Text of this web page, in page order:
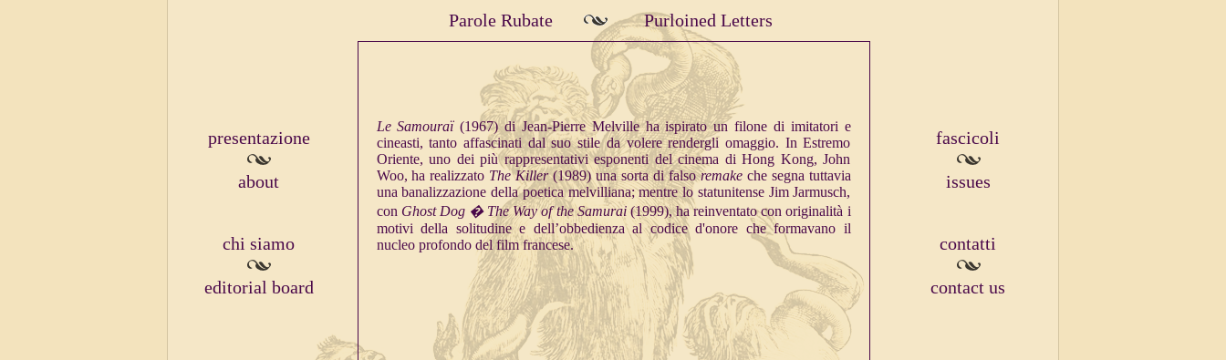
Parole Rubate Purloined Letters
presentazione
about
chi siamo
editorial board
Le Samouraï(1967) di Jean-Pierre Melville ha ispirato un filone di imitatori e
cineasti, tanto affascinati dal suo stile da volere rendergli omaggio. In Estremo
Oriente, uno dei più rappresentativi esponenti del cinema di Hong Kong, John
Woo, ha realizzato The Killer(1989) una sorta di falsoremake che segna tuttavia
una banalizzazione della poetica melvilliana; mentre lo statunitense Jim Jarmusch,
con Ghost Dog � The Way of the Samurai(1999), ha reinventato con originalità i
motivi della solitudine e dell’obbedienza al codice d'onore che formavano il
nucleo profondo del film francese.
fascicoli
issues
contatti
contact us